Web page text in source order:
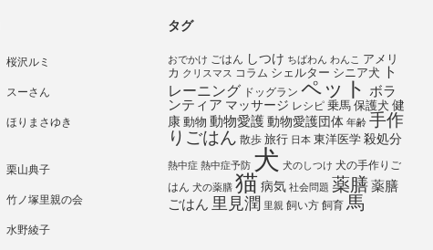
桜沢ルミ
スーさん
ほりまさゆき
栗山典子
竹ノ塚里親の会
水野綾子
タグ
おでかけ ごはん しつけ ちばわん わんこ アメリ
カ クリスマス コラム シェルター シニア犬
ト
レーニング ドッグラン ペット
ボラ
ンティア マッサージ レシピ 乗馬 保護犬 健
康 動物 動物愛護動物愛護団体 年齢 手作
りごはん 散歩 旅行 日本 東洋医学 殺処分
熱中症 熱中症予防 犬 犬のしつけ 犬の手作りご
はん 犬の薬膳 猫 病気 社会問題 薬膳薬膳
ごはん 里見潤 里親 飼い方 飼育 馬